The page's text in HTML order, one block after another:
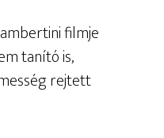
filmje
tanító is,
rejtett